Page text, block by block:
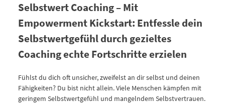
Selbstwert Coaching – Mit
Empowerment Kickstart: Entfessle dein
Selbstwertgefühl durch gezieltes
Coaching echte Fortschritte erzielen
Fühlst du dich oft unsicher, zweifelst an dir selbst und deinen
Fähigkeiten? Du bist nicht allein. Viele Menschen kämpfen mit
geringem Selbstwertgefühl und mangelndem Selbstvertrauen.